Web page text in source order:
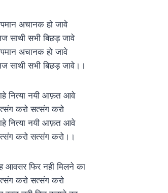
अचानक हो जावे
साथी सभी बिछड़ जावे
अचानक हो जावे
साथी सभी बिछड़ जावे।।
नित्या नयी आफ़त आवे
करो सत्संग करो
नित्या नयी आफ़त आवे
करो सत्संग करो।।
आवसर फिर नही मिलने का
करो सत्संग करो